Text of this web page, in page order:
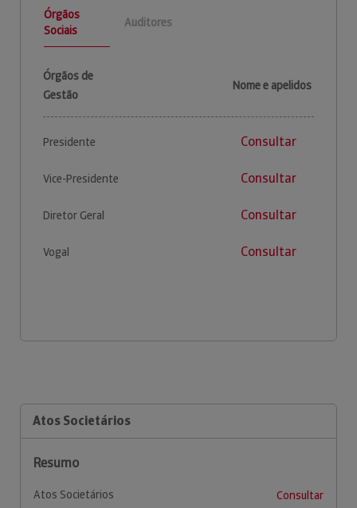
Órgãos
Sociais
Auditores
Órgãos de
Gestão
Nome e apelidos
Presidente Consultar
Vice-Presidente Consultar
Diretor Geral Consultar
Vogal Consultar
Atos Societários
Resumo
Atos Societários
Consultar